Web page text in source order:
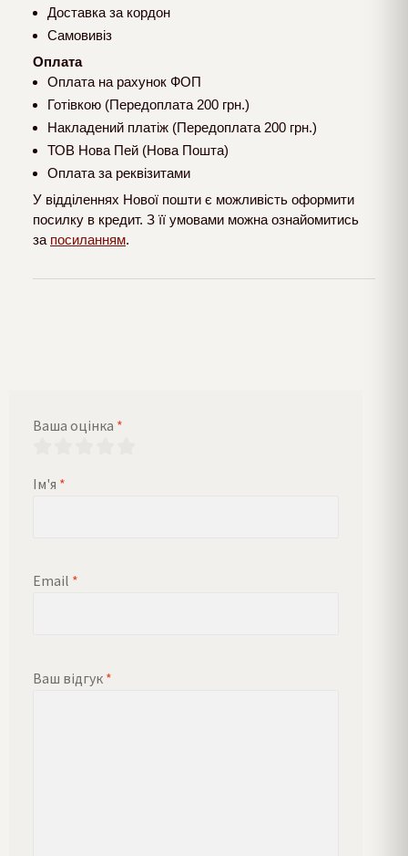
Доставка за кордон
Самовивіз
Оплата
Оплата на рахунок ФОП
Готівкою (Передоплата 200 грн.)
Накладений платіж (Передоплата 200 грн.)
ТОВ Нова Пей (Нова Пошта)
Оплата за реквізитами
У відділеннях Нової пошти є можливість оформити
посилку в кредит. З її умовами можна ознайомитись
за посиланням.
Ваша оцінка *
Ім'я *
Email *
Ваш відгук *